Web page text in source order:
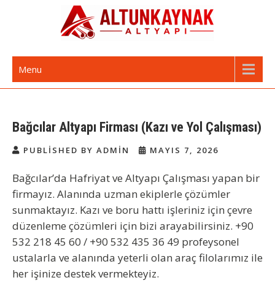
Altunkaynak Altyapı | Avrupa Yakası
Altyapı Firması
Menu
Bağcılar Altyapı Firması (Kazı ve Yol Çalışması)
PUBLISHED BY ADMIN MAYIS 7, 2026
Bağcılar’da Hafriyat ve Altyapı Çalışması yapan bir
firmayız. Alanında uzman ekiplerle çözümler
sunmaktayız. Kazı ve boru hattı işleriniz için çevre
düzenleme çözümleri için bizi arayabilirsiniz. +90
532 218 45 60 / +90 532 435 36 49 profeysonel
ustalarla ve alanında yeterli olan araç filolarımız ile
her işinize destek vermekteyiz.